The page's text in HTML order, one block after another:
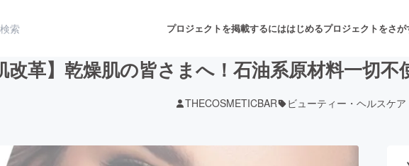
プロジェクトを掲載するにははじめるプロジェクトをさが
改革】乾燥肌の皆さまへ！石油系原材料一切
THECOSMETICBAR ビューティー・ヘルスケア